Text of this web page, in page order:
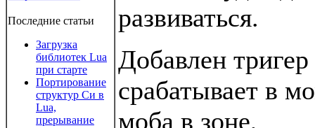
Последние статьи
Загрузка
библиотек Lua
при старте
Портирование
структур Си в
Lua,
прерывание
развиваться.
Добавлен
срабатывает в
моба в зоне,